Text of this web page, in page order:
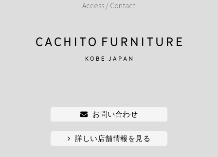
Access / Contact
お問い合わせ
詳しい店舗情報を見る